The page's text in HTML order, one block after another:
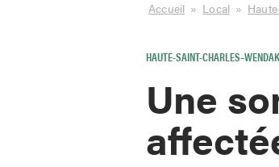
Accueil » Local »
HAUTE-SAINT-
Une